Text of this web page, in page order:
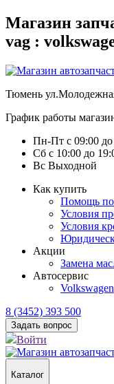
Магазин
vag :
Тюмень
График работы
Пн-Пт с 09:00 до
Сб с 10:00 до
Вс Выходной
Как купить
Помощь
Условия
Условия
Акции
Замена
Автосервис
Volkswagen
8 (3452) 393 500
Задать вопрос
Войти
Каталог